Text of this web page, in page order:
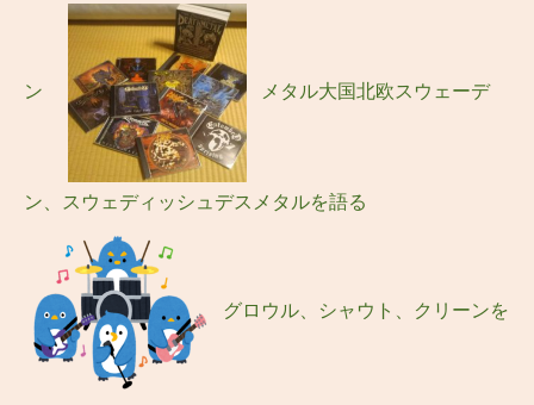
ン メタル大国北欧スウェーデ
ン、スウェディッシュデスメタルを語る
グロウル、シャウト、クリーンを